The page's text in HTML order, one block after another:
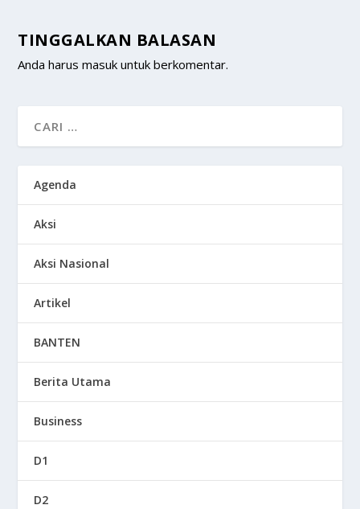
TINGGALKAN BALASAN
Anda harusmasuk untuk berkomentar.
Agenda
Aksi
Aksi Nasional
Artikel
BANTEN
Berita Utama
Business
D1
D2